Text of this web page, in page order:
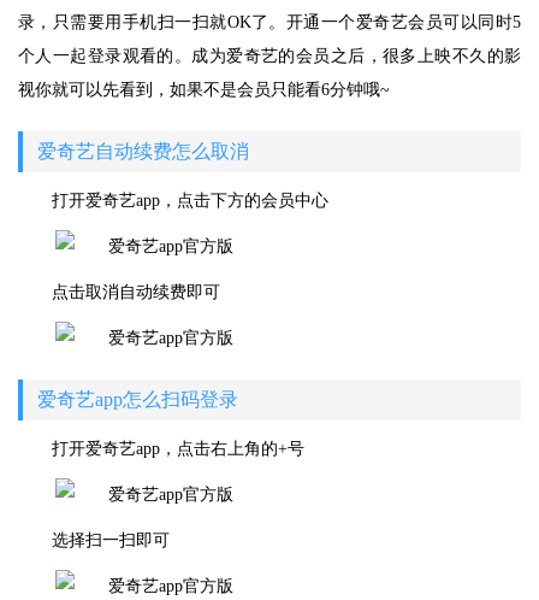
录，只需要用手机扫一扫就OK了。开通一个爱奇艺会员可以同时5
个人一起登录观看的。成为爱奇艺的会员之后，很多上映不久的影
视你就可以先看到，如果不是会员只能看6分钟哦~
爱奇艺自动续费怎么取消
打开爱奇艺app，点击下方的会员中心
点击取消自动续费即可
爱奇艺app怎么扫码登录
打开爱奇艺app，点击右上角的+号
选择扫一扫即可